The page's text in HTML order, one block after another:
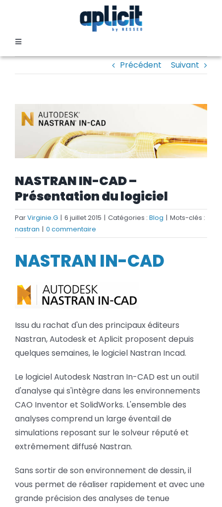
Toggle
Navigation
EVENEMENTS
BLOG
SOCIETE
Rechercher:
Précédent Suivant
Voir
l'image
agrandie
NASTRAN IN-CAD –
Présentation du logiciel
ParVirginie.G | 6 juillet 2015 | Catégories : Blog | Mots-clés :
nastran | 0 commentaire
NASTRAN IN-CAD
Issu du rachat d'un des principaux éditeurs
Nastran, Autodesk et Aplicit proposent depuis
quelques semaines, le logiciel Nastran Incad.
Le logiciel Autodesk Nastran In-CAD est un outil
d'analyse qui s'intègre dans les environnements
CAO Inventor et SolidWorks. L'ensemble des
analyses comprend un large éventail de
simulations reposant sur le solveur réputé et
extrêmement diffusé Nastran.
Sans sortir de son environnement de dessin, il
vous permet de réaliser rapidement et avec une
grande précision des analyses de tenue